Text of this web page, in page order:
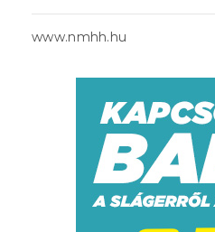
www.nmhh.hu